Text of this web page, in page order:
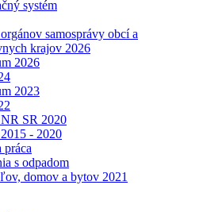
systém
samosprávy obcí a
krajov 2026
2026
2023
SR 2020
- 2020
práca
s odpadom
domov a bytov 2021